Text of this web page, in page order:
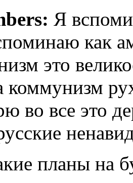
Я
как
это
коммунизм
во все это
планы на